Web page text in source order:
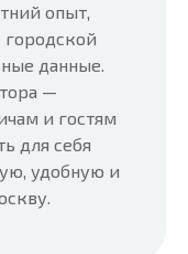
опыт,
городской
данные.
—
и гостям
для себя
удобную и